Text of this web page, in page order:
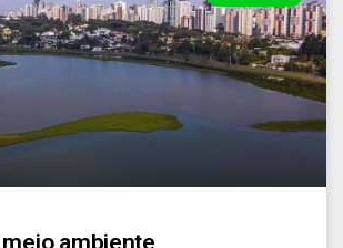
ambiente